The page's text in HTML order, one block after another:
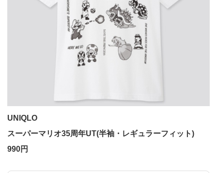
UNIQLO
スーパーマリオ35周年UT(半袖・レギュラーフィット)
990円